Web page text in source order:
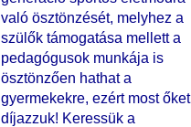
való ösztönzését, melyhez a
szülők támogatása mellett a
pedagógusok munkája is
ösztönzően hathat a
gyermekekre, ezért most őket
díjazzuk! Keressük a